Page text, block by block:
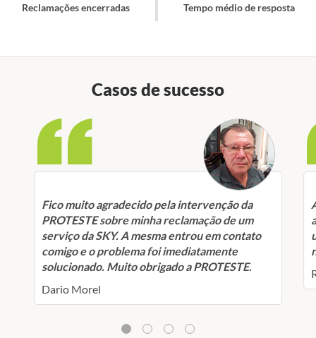
Reclamações encerradas Tempo médio de resposta
Casos de sucesso
Fico muito agradecido pela intervenção da
PROTESTE sobre minha reclamação de um
serviço da SKY. A mesma entrou em contato
comigo e o problema foi imediatamente
solucionado. Muito obrigado a PROTESTE.
Dario Morel